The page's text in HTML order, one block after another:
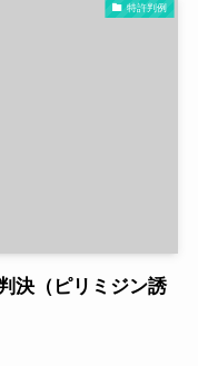
特許判例
決（ピリミジン誘